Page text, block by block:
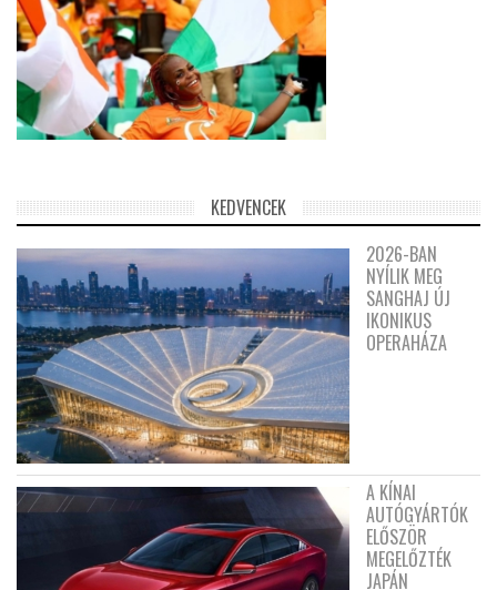
KEDVENCEK
2026-BAN
NYÍLIK MEG
SANGHAJ ÚJ
IKONIKUS
OPERAHÁZA
A KÍNAI
AUTÓGYÁRTÓK
ELŐSZÖR
MEGELŐZTÉK
JAPÁN